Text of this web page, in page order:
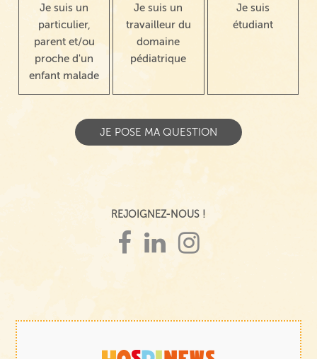
Je suis un
particulier,
parent et/ou
proche d'un
enfant malade
Je suis un
travailleur du
domaine
pédiatrique
Je suis
étudiant
REJOIGNEZ-NOUS !